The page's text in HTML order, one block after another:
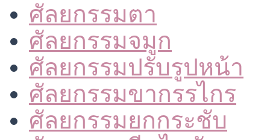
ศัลยกรรมตา
ศัลยกรรมจมูก
ศัลยกรรมปรับรูปหน้า
ศัลยกรรมขากรรไกร
ศัลยกรรมยกกระชับ